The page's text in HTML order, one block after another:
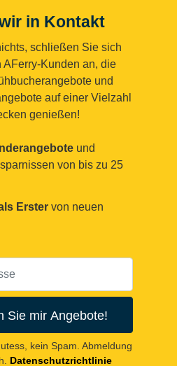
in Kontakt
schließen Sie sich
AFerry-Kunden an, die
und
auf einer Vielzahl
genießen!
und
von bis zu 25
Erster von neuen
Sie mir Angebote!
kein Spam. Abmeldung
Datenschutzrichtlinie